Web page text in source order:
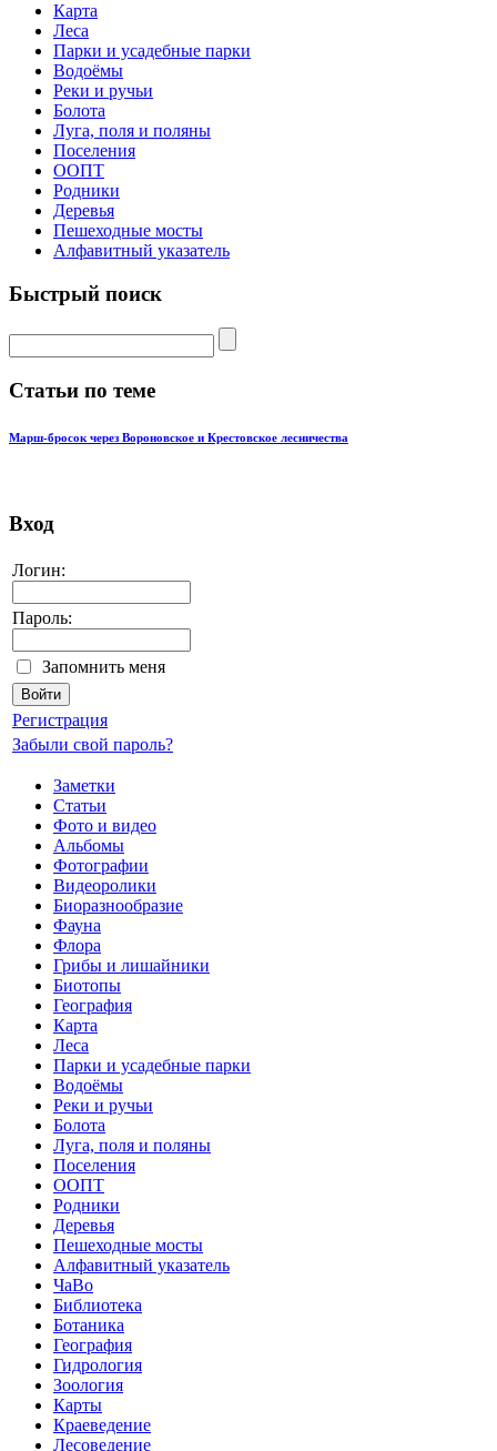
Карта
Леса
Парки и усадебные парки
Водоёмы
Реки и ручьи
Болота
Луга, поля и поляны
Поселения
ООПТ
Родники
Деревья
Пешеходные мосты
Алфавитный указатель
Быстрый поиск
Статьи по теме
Марш-бросок через Вороновское и Крестовское лесничества
Вход
Логин:
Пароль:
Запомнить меня
Регистрация
Забыли свой пароль?
Заметки
Статьи
Фото и видео
Альбомы
Фотографии
Видеоролики
Биоразнообразие
Фауна
Флора
Грибы и лишайники
Биотопы
География
Карта
Леса
Парки и усадебные парки
Водоёмы
Реки и ручьи
Болота
Луга, поля и поляны
Поселения
ООПТ
Родники
Деревья
Пешеходные мосты
Алфавитный указатель
ЧаВо
Библиотека
Ботаника
География
Гидрология
Зоология
Карты
Краеведение
Лесоведение